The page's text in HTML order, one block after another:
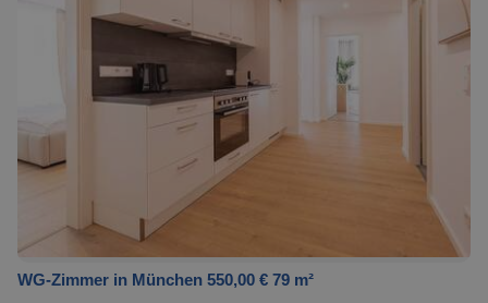
WG-Zimmer in München 550,00 € 79 m²